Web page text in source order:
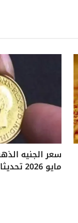
مايو 2026 تحديثات حية وأهم النقاط